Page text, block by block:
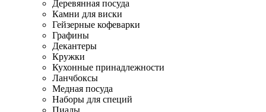
Деревянная посуда
Камни для виски
Гейзерные кофеварки
Графины
Декантеры
Кружки
Кухонные принадлежности
Ланчбоксы
Медная посуда
Наборы для специй
Пиалы